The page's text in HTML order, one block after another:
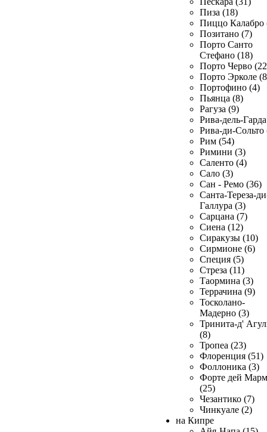
Пиза (18)
Пиццо Калабро
Позитано (7)
Порто Санто
Стефано (18)
Порто Черво
Порто Эрколе
Портофино (4)
Пьянца (8)
Рагуза (9)
Рива-дель-
Рива-ди-Сольто
Рим (54)
Римини (3)
Саленто (4)
Сало (3)
Сан - Ремо (36)
Санта-Тереза-
Галлура (3)
Сарцана (7)
Сиена (12)
Сиракузы (10)
Сирмионе (6)
Специя (5)
Стреза (11)
Таормина (3)
Террачина (9)
Тосколано-
Мадерно (3)
Тринита-д'
(8)
Тропеа (23)
Флоренция (51)
Фоллоника (3)
Форте дей
(25)
Чезантико (7)
Чинкуале (2)
на Кипре